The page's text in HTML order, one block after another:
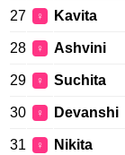
27 ♀ Kavita
28 ♀ Ashvini
29 ♀ Suchita
30 ♀ Devanshi
31 ♀ Nikita